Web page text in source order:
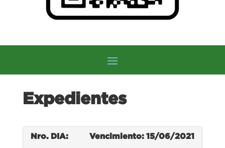
Expedientes
Nro. DIA: Vencimiento: 15/06/2021